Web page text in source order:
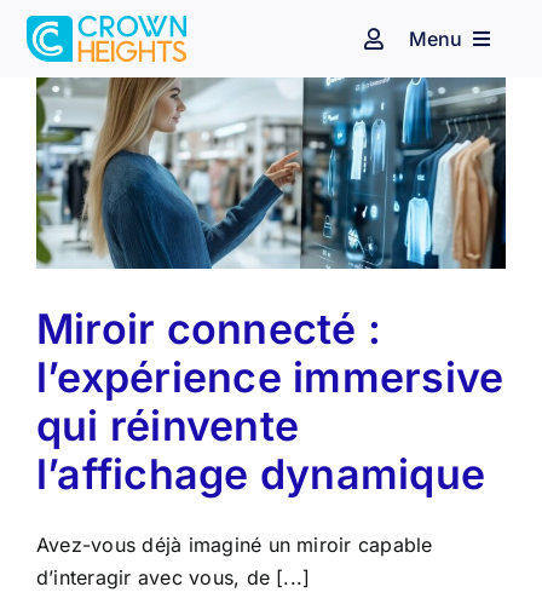
Passer
contenu
Navigation
à
bascule
Espace client
Audiovisuel
Menu
Affichage dynamique
Identité sonore
Secteurs d’activité
Nos clients
Blog
Miroir connecté :
l’expérience immersive
qui réinvente
l’affichage dynamique
Avez-vous déjà imaginé un miroir capable
d’interagir avec vous, de [...]